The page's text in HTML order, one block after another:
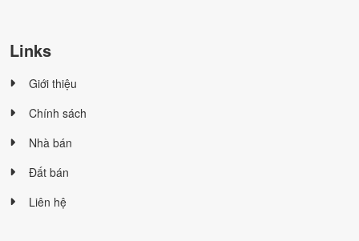
Links
Giới thiệu
Chính sách
Nhà bán
Đất bán
Liên hệ